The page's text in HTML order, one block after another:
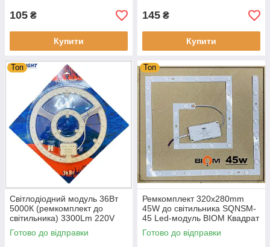
105 ₴
Купити
145 ₴
Купити
Топ
Світлодіодний модуль 36Вт
5000К (ремкомплект до
світильника) 3300Lm 220V
268mm (на магнітах)
Готово до відправки
Топ
Ремкомплект 320х280mm
45W до світильника SQNSM-
45 Led-модуль BIOM Квадрат
Готово до відправки